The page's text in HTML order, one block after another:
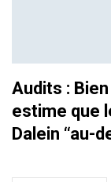
Audits : Bien
estime que
Dalein ‘‘au-